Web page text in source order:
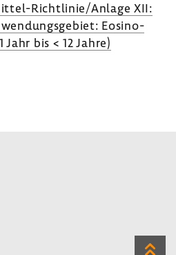
​​Richt­linie/Anlage XII:
Eosi­no­
bis < 12 Jahre)
Zum